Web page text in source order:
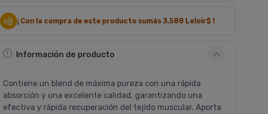
¡ Con la compra de este producto sumás3.588 Leloir$ !
Información de producto
Contiene un blend de máxima pureza con una rápida
absorción y una excelente calidad, garantizando una
efectiva y rápida recuperación del tejido muscular. Aporta